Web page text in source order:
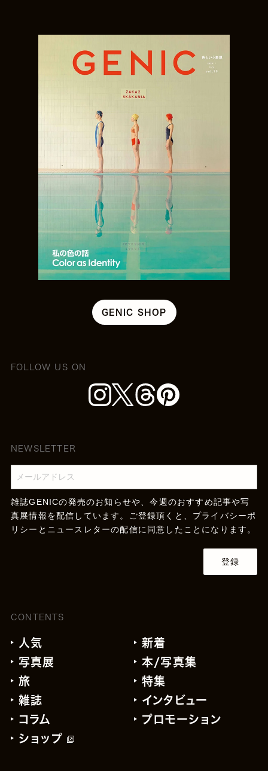
GENIC SHOP
FOLLOW US ON
NEWSLETTER
雑誌GENICの発売のお知らせや、今週のおすすめ記事や写
真展情報を配信しています。ご登録頂くと、 プライバシーポ
リシー とニュースレターの配信に同意したことになります。
登録
CONTENTS
人気
新着
写真展
本/写真集
旅
特集
雑誌
インタビュー
コラム
プロモーション
ショップ